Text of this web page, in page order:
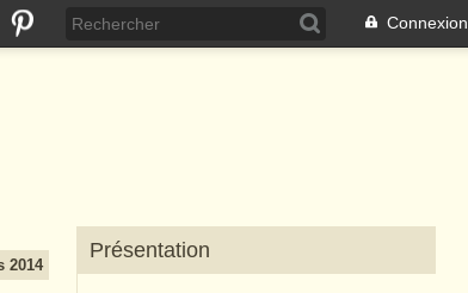
Connexion
2014
Présentation